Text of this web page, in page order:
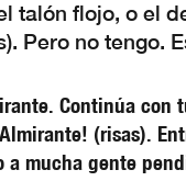
talón flojo, o el
Pero no tengo.
Continúa con
(risas).
a mucha gente